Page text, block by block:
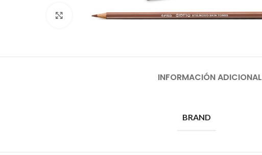
Clic para ampliar
INFORMACIÓN ADICIONAL
BRAND